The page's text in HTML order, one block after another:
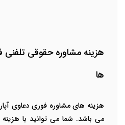
هزینه مشاوره حقوقی تلفنی
ها
هزینه هایمشاوره فوری دعاوی
می باشد. شما می توانید با